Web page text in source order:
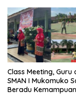
Class Meeting, Guru
SMAN I Mukomuko
Beradu